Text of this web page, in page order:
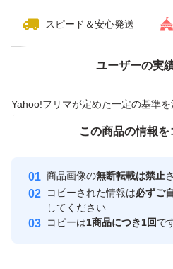
スピード＆安心発送
ユーザーの実
Yahoo!フリマが定めた一定の基準
付与しています
安心取引出品者
心
取引実績
価格の相談
この商品の情報
商品画像の無断転載は禁止
コピーされた情報は必ずご
してください
コピーは1商品につき1回で
この商品をみている人にオスス